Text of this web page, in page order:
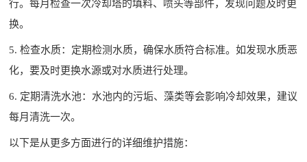
行。每月检查一次冷却塔的填料、喷头等部件，发现问题及时更
换。
5. 检查水质：定期检测水质，确保水质符合标准。如发现水质恶
化，要及时更换水源或对水质进行处理。
6. 定期清洗水池：水池内的污垢、藻类等会影响冷却效果，建议
每月清洗一次。
以下是从更多方面进行的详细维护措施：